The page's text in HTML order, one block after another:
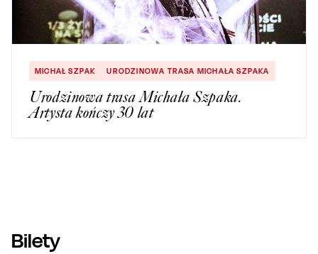
MICHAŁ SZPAK URODZINOWA TRASA MICHAŁA SZPAKA
Urodzinowa trasa Michała Szpaka.
Artysta kończy 30 lat
Bilety